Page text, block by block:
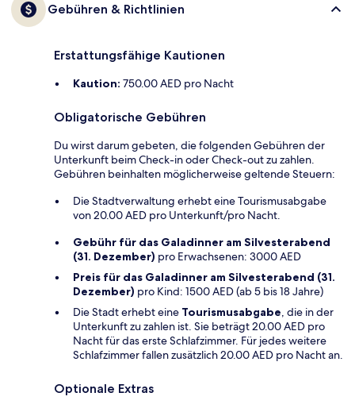
Gebühren & Richtlinien
Erstattungsfähige Kautionen
Kaution: 750.00 AED pro Nacht
Obligatorische Gebühren
Du wirst darum gebeten, die folgenden Gebühren der
Unterkunft beim Check-in oder Check-out zu zahlen.
Gebühren beinhalten möglicherweise geltende Steuern:
Die Stadtverwaltung erhebt eine Tourismusabgabe
von 20.00 AED pro Unterkunft/pro Nacht.
Gebühr für das Galadinner am Silvesterabend
(31. Dezember) pro Erwachsenen: 3000 AED
Preis für das Galadinner am Silvesterabend (31.
Dezember) pro Kind: 1500 AED (ab 5 bis 18 Jahre)
Die Stadt erhebt eine Tourismusabgabe, die in der
Unterkunft zu zahlen ist. Sie beträgt 20.00 AED pro
Nacht für das erste Schlafzimmer. Für jedes weitere
Schlafzimmer fallen zusätzlich 20.00 AED pro Nacht an.
Optionale Extras